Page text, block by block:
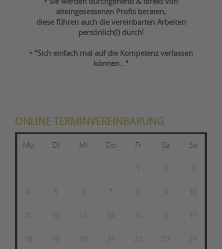
• Sie werden durchgehend & direkt von
alteingesessenen Profis beraten,
diese führen auch die vereinbarten Arbeiten
persönlich(!) durch!
• "Sich einfach mal auf die Kompetenz verlassen
können..."
ONLINE TERMINVEREINBARUNG